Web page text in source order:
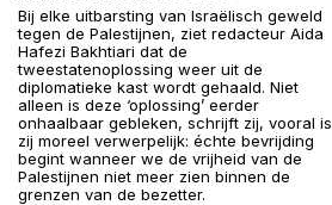
Bij elke uitbarsting van Israëlisch geweld
tegen de Palestijnen, ziet redacteur Aida
Hafezi Bakhtiari dat de
tweestatenoplossing weer uit de
diplomatieke kast wordt gehaald. Niet
alleen is deze ‘oplossing’ eerder
onhaalbaar gebleken, schrijft zij, vooral is
zij moreel verwerpelijk: échte bevrijding
begint wanneer we de vrijheid van de
Palestijnen niet meer zien binnen de
grenzen van de bezetter.